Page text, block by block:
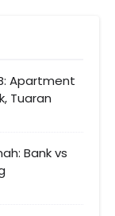
Apartment
Tuaran
Bank vs